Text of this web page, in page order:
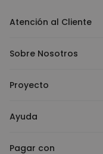
Atención al Cliente
Sobre Nosotros
Proyecto
Ayuda
Pagar con